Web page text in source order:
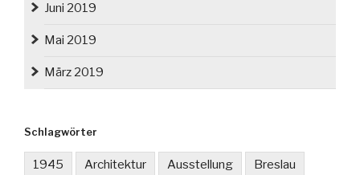
Juni 2019
Mai 2019
März 2019
Schlagwörter
1945 Architektur Ausstellung Breslau